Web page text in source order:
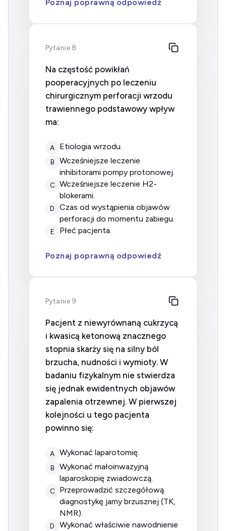
Poznaj poprawną odpowiedź
Pytanie 8
Na częstość powikłań
pooperacyjnych po leczeniu
chirurgicznym perforacji wrzodu
trawiennego podstawowy wpływ
ma:
A etiologia wrzodu.
B
wcześniejsze leczenie
inhibitorami pompy protonowej.
C wcześniejsze leczenie H2-
blokerami.
D
czas od wystąpienia objawów
perforacji do momentu zabiegu.
E płeć pacjenta.
Poznaj poprawną odpowiedź
Pytanie 9
Pacjent z niewyrównaną cukrzycą
i kwasicą ketonową znacznego
stopnia skarży się na silny ból
brzucha, nudności i wymioty. W
badaniu fizykalnym nie stwierdza
się jednak ewidentnych objawów
zapalenia otrzewnej. W pierwszej
kolejności u tego pacjenta
powinno się:
A wykonać laparotomię.
B
wykonać małoinwazyjną
laparoskopię zwiadowczą.
C
przeprowadzić szczegółową
diagnostykę jamy brzusznej (TK,
NMR).
D
wykonać właściwie nawodnienie